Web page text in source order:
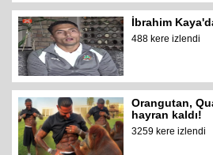
İbrahim
488 kere izlendi
Orangutan,
hayran kaldı!
3259 kere izlendi